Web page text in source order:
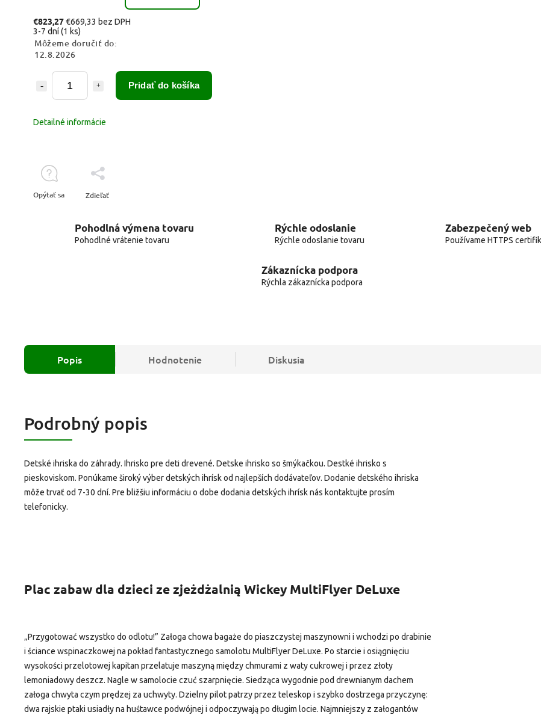
€823,27€669,33 bez DPH
3-7 dní(1 ks)
Môžeme doručiť do:
12.8.2026
Pridať do košíka
Detailné informácie
Opýtať sa Zdieľať
Pohodlná výmena tovaru
Pohodlné vrátenie tovaru
Rýchle odoslanie
Rýchle odoslanie tovaru
Zabezpečený web
Používame HTTPS
Zákaznícka podpora
Rýchla zákaznícka podpora
Popis Hodnotenie Diskusia
Podrobný popis
Detské ihriska do záhrady. Ihrisko pre deti drevené. Detske ihrisko so šmýkačkou. Destké ihrisko s
pieskoviskom. Ponúkame široký výber detských ihrísk od najlepších dodávateľov. Dodanie detského ihriska
môže trvať od 7-30 dní. Pre bližšiu informáciu o dobe dodania detských ihrísk nás kontaktujte prosím
telefonicky.
Plac zabaw dla dzieci ze zjeżdżalnią Wickey MultiFlyer DeLuxe
„Przygotować wszystko do odlotu!” Załoga chowa bagaże do piaszczystej maszynowni i wchodzi po drabinie
i ściance wspinaczkowej na pokład fantastycznego samolotu MultiFlyer DeLuxe. Po starcie i osiągnięciu
wysokości przelotowej kapitan przelatuje maszyną między chmurami z waty cukrowej i przez złoty
lemoniadowy deszcz. Nagle w samolocie czuć szarpnięcie. Siedząca wygodnie pod drewnianym dachem
załoga chwyta czym prędzej za uchwyty. Dzielny pilot patrzy przez teleskop i szybko dostrzega przyczynę:
dwa rajskie ptaki usiadły na huśtawce podwójnej i odpoczywają po długim locie. Najmniejszy z załogantów